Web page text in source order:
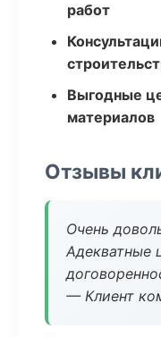
работ
Выгодные
материалов
Отзывы
Очень
Адекватные
— Клиент